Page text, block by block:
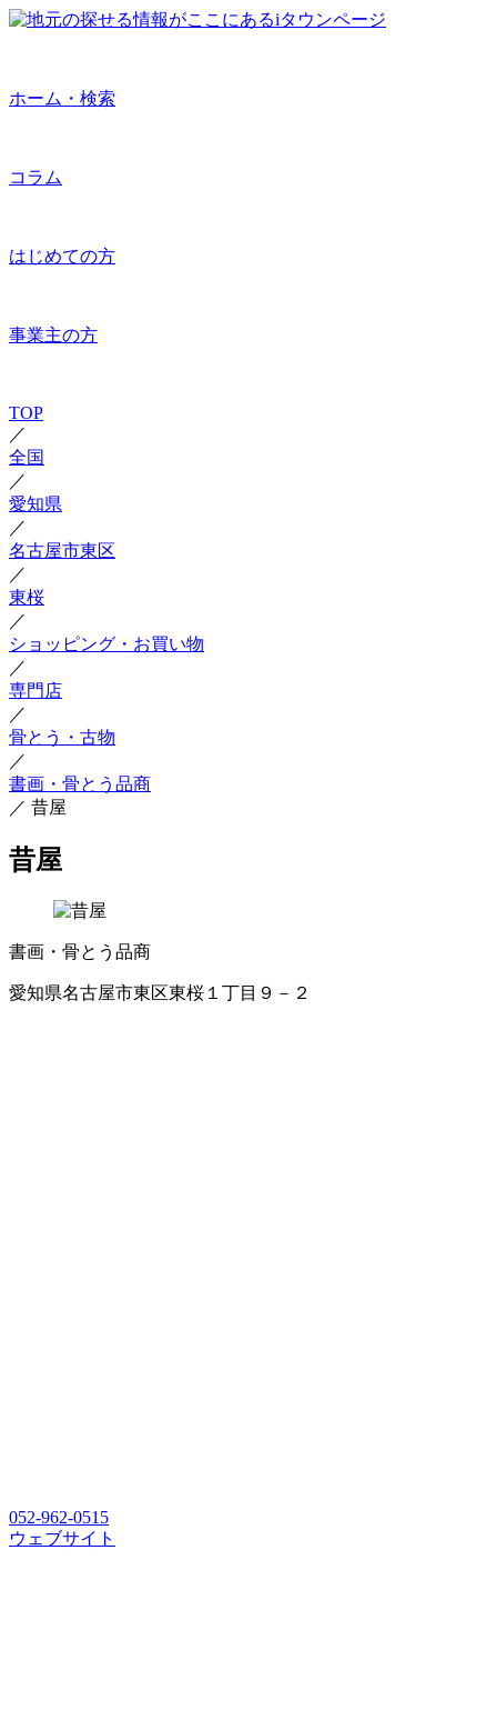
ホーム・検索
コラム
はじめての方
事業主の方
TOP
／
全国
／
愛知県
／
名古屋市東区
／
東桜
／
ショッピング・お買い物
／
専門店
／
骨とう・古物
／
書画・骨とう品商
／ 昔屋
昔屋
書画・骨とう品商
愛知県名古屋市東区東桜１丁目９－２
052-962-0515
ウェブサイト